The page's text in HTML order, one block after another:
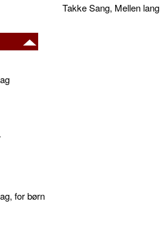
Takke Sang, Mellen lang
for børn